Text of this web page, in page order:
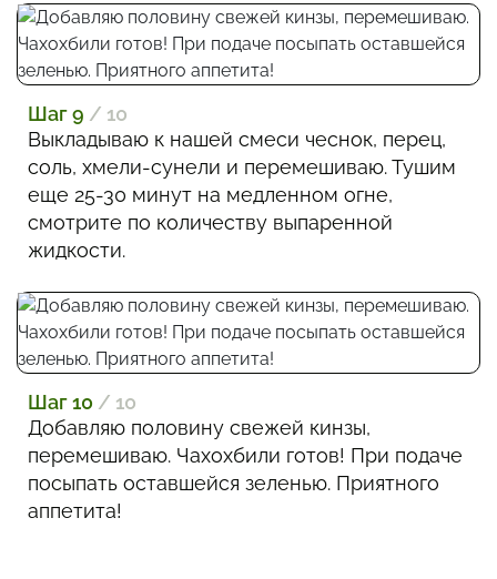
Шаг 9 / 10
Выкладываю к нашей смеси чеснок, перец,
соль, хмели-сунели и перемешиваю. Тушим
еще 25-30 минут на медленном огне,
смотрите по количеству выпаренной
жидкости.
Шаг 10 / 10
Добавляю половину свежей кинзы,
перемешиваю. Чахохбили готов! При подаче
посыпать оставшейся зеленью. Приятного
аппетита!